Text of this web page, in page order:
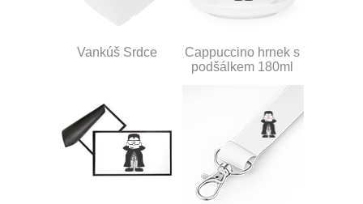
Vankúš Srdce
Cappuccino hrnek s
podšálkem 180ml